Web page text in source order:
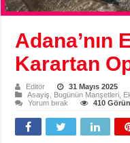
Adana’nın
Karartan
Editör
31 Mayıs 2025
Asayiş
Bugünün Manşetleri
Yorum bırak
410